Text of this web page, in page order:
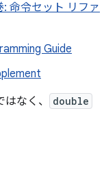
命令セット リファ
Guide
はなく、 double